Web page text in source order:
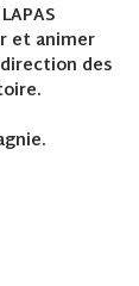
et animer
des